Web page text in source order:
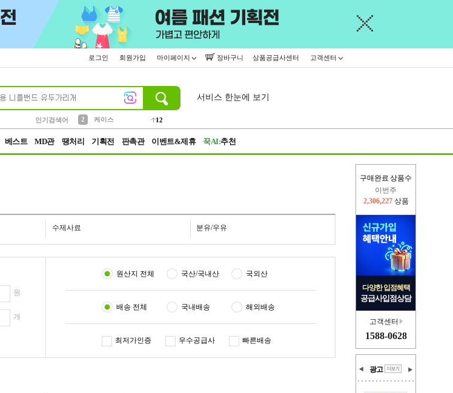
로그인 회원가입 마이페이지 장바구니 상품공급사센터 고객센터
인기검색어
2
케이스
12
서비스 한눈에 보기
베스트 MD관 땡처리 기획전 판촉관 이벤트&제휴 꾹AI:추천
구매완료 상품수
이번주
2,306,227 상품
다양한 입점혜택
공급사입점상담
고객센터
1588-0628
광고
수제사료 분유/우유
원
개
원산지 전체 국산/국내산 국외산
배송 전체 국내배송 해외배송
최저가인증 우수공급사 빠른배송